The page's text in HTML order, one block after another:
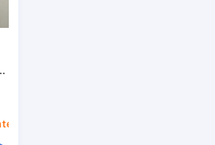
van bestrijdingsmiddelen
Prijs